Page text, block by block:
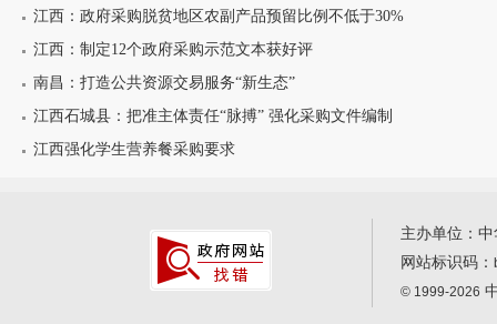
江西：政府采购脱贫地区农副产品预留比例不低于30%
江西：制定12个政府采购示范文本获好评
南昌：打造公共资源交易服务“新生态”
江西石城县：把准主体责任“脉搏” 强化采购文件编制
江西强化学生营养餐采购要求
主办单位：
网站标识码：
© 1999-2026